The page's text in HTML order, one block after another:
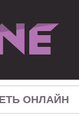
ОНЛАЙН